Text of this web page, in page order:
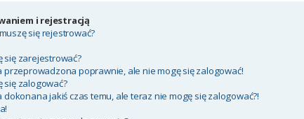
i rejestracją
się rejestrować?
się zarejestrować?
przeprowadzona poprawnie, ale nie mogę się zalogować!
się zalogować?
dokonana jakiś czas temu, ale teraz nie mogę się zalogować?!